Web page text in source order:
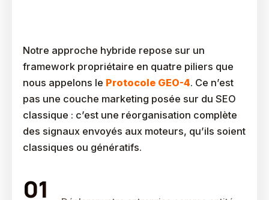
Notre approche hybride repose sur un
framework propriétaire en quatre piliers que
nous appelons le Protocole GEO-4. Ce n’est
pas une couche marketing posée sur du SEO
classique : c’est une réorganisation complète
des signaux envoyés aux moteurs, qu’ils soient
classiques ou génératifs.